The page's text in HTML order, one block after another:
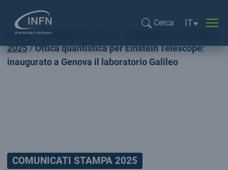
Cerca
Selezione
IT
Home
COMUNICATI INFN
2025
Ottica quantistica per Einstein Telescope:
inaugurato a Genova il laboratorio Galileo
COMUNICATI STAMPA 2025